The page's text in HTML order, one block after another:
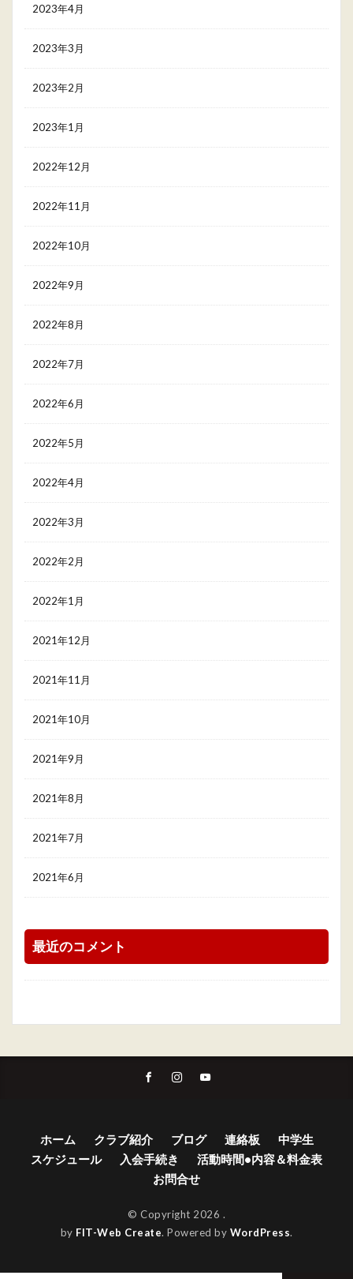
2023年4月
2023年3月
2023年2月
2023年1月
2022年12月
2022年11月
2022年10月
2022年9月
2022年8月
2022年7月
2022年6月
2022年5月
2022年4月
2022年3月
2022年2月
2022年1月
2021年12月
2021年11月
2021年10月
2021年9月
2021年8月
2021年7月
2021年6月
最近のコメント
ホーム クラブ紹介 ブログ 連絡板
中学生
スケジュール
入会手続き
活動時間•内容＆料金表
お問合せ
© Copyright 2026 .
by FIT-Web Create. Powered by WordPress.